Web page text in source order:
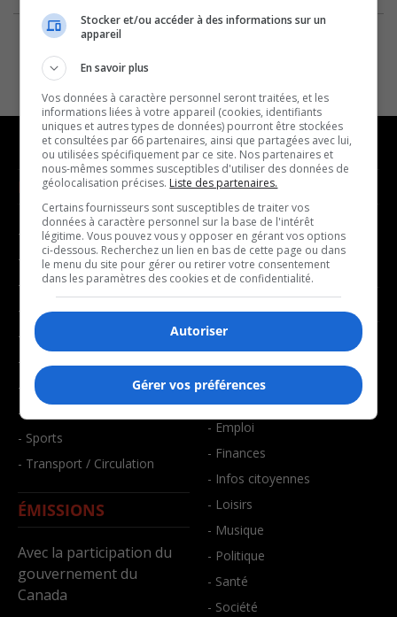
NOUVELLES
- Affaires municipales
- Communauté / Social
- Culture
- Économie
- Éducation
- Environnement
- Faits divers
- Santé et bien-être
- Sports
- Transport / Circulation
ÉMISSIONS
Avec la participation du
gouvernement du
Canada
MUSIQUE
- Décompte franco
- Joué récemment
BALADOS
- Affaires
- Art de vivre
- Bien-être
- Emploi
- Finances
- Infos citoyennes
- Loisirs
- Musique
- Politique
- Santé
- Société
Stocker et/ou accéder à des informations sur un
appareil
En savoir plus
Vos données à caractère personnel seront traitées, et les
informations liées à votre appareil (cookies, identifiants
uniques et autres types de données) pourront être stockées
et consultées par 66 partenaires, ainsi que partagées avec lui,
ou utilisées spécifiquement par ce site. Nos partenaires et
nous-mêmes sommes susceptibles d'utiliser des données de
géolocalisation précises. Liste des partenaires.
Certains fournisseurs sont susceptibles de traiter vos
données à caractère personnel sur la base de l'intérêt
légitime. Vous pouvez vous y opposer en gérant vos options
ci-dessous. Recherchez un lien en bas de cette page ou dans
le menu du site pour gérer ou retirer votre consentement
dans les paramètres des cookies et de confidentialité.
Autoriser
Gérer vos préférences